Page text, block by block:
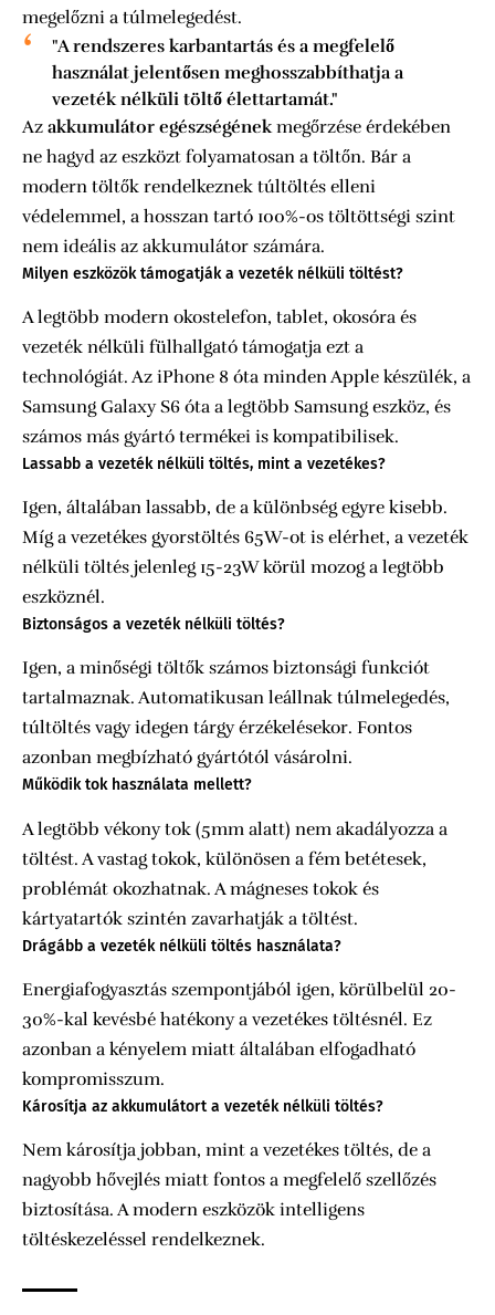
megelőzni a túlmelegedést.
"A rendszeres karbantartás és a megfelelő
használat jelentősen meghosszabbíthatja a
vezeték nélküli töltő élettartamát."
Az akkumulátor egészségénekmegőrzése érdekében
ne hagyd az eszközt folyamatosan a töltőn. Bár a
modern töltők rendelkeznek túltöltés elleni
védelemmel, a hosszan tartó 100%-os töltöttségi szint
nem ideális az akkumulátor számára.
Milyen eszközök támogatják a vezeték nélküli töltést?
A legtöbb modern okostelefon, tablet, okosóra és
vezeték nélküli fülhallgató támogatja ezt a
technológiát. Az iPhone 8 óta minden Apple készülék, a
Samsung Galaxy S6 óta a legtöbb Samsung eszköz, és
számos más gyártó termékei is kompatibilisek.
Lassabb a vezeték nélküli töltés, mint a vezetékes?
Igen, általában lassabb, de a különbség egyre kisebb.
Míg a vezetékes gyorstöltés 65W-ot is elérhet, a vezeték
nélküli töltés jelenleg 15-23W körül mozog a legtöbb
eszköznél.
Biztonságos a vezeték nélküli töltés?
Igen, a minőségi töltők számos biztonsági funkciót
tartalmaznak. Automatikusan leállnak túlmelegedés,
túltöltés vagy idegen tárgy érzékelésekor. Fontos
azonban megbízható gyártótól vásárolni.
Működik tok használata mellett?
A legtöbb vékony tok (5mm alatt) nem akadályozza a
töltést. A vastag tokok, különösen a fém betétesek,
problémát okozhatnak. A mágneses tokok és
kártyatartók szintén zavarhatják a töltést.
Drágább a vezeték nélküli töltés használata?
Energiafogyasztás szempontjából igen, körülbelül 20-
30%-kal kevésbé hatékony a vezetékes töltésnél. Ez
azonban a kényelem miatt általában elfogadható
kompromisszum.
Károsítja az akkumulátort a vezeték nélküli töltés?
Nem károsítja jobban, mint a vezetékes töltés, de a
nagyobb hővejlés miatt fontos a megfelelő szellőzés
biztosítása. A modern eszközök intelligens
töltéskezeléssel rendelkeznek.